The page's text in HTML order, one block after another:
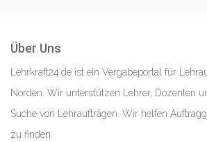
Über Uns
Lehrkraft24.de ist ein Vergabeportal für
Norden. Wir unterstützen Lehrer, Dozenten
Suche von Lehraufträgen. Wir helfen
zu finden.